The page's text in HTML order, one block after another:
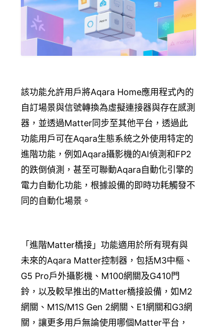
該功能允許用戶將Aqara Home應用程式內的
自訂場景與信號轉換為虛擬連接器與存在感測
器 ，並透過Matter同步至其他平台，透過此
功能用戶可在Aqara生態系統之外使用特定的
進階功能，例如Aqara攝影機的AI偵測和FP2
的跌倒偵測，甚至可聯動Aqara自動化引擎的
電力自動化功能，根據設備的即時功耗觸發不
同的自動化場景。
「進階Matter橋接」功能適用於所有現有與
未來的Aqara Matter控制器，包括M3中樞、
G5 Pro戶外攝影機、M100網關及G410門
鈴，以及較早推出的Matter橋接設備，如M2
網關、M1S/M1S Gen 2網關、E1網關和G3網
關，讓更多用戶無論使用哪個Matter平台，